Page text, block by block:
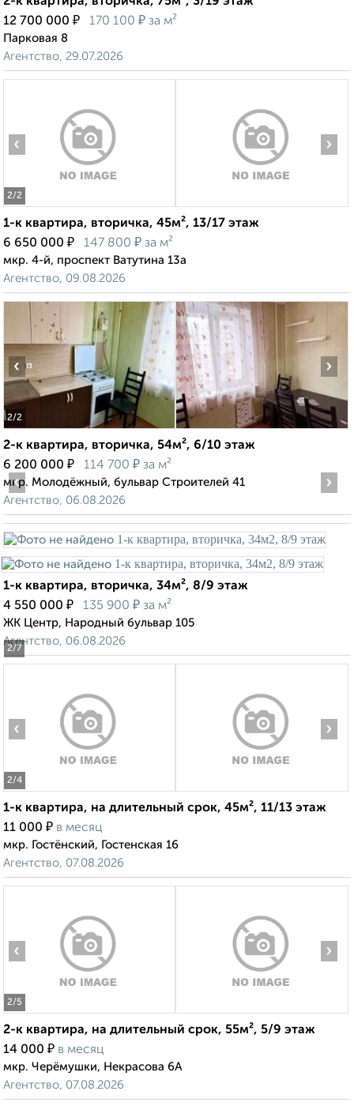
12 700 000 ₽ 170 100 ₽ за м²
Парковая 8
Агентство, 29.07.2026
2/2
‹ ›
1-к квартира, вторичка, 45м², 13/17 этаж
6 650 000 ₽ 147 800 ₽ за м²
мкр. 4-й, проспект Ватутина 13а
Агентство, 09.08.2026
2/2
‹ ›
2-к квартира, вторичка, 54м², 6/10 этаж
6 200 000 ₽ 114 700 ₽ за м²
мкр. Молодёжный, бульвар Строителей 41
Агентство, 06.08.2026
2/7
‹ ›
1-к квартира, вторичка, 34м², 8/9 этаж
4 550 000 ₽ 135 900 ₽ за м²
ЖК Центр, Народный бульвар 105
Агентство, 06.08.2026
2/4
‹ ›
1-к квартира, на длительный срок, 45м², 11/13 этаж
11 000 ₽ в месяц
мкр. Гостёнский, Гостенская 16
Агентство, 07.08.2026
2/5
‹ ›
2-к квартира, на длительный срок, 55м², 5/9 этаж
14 000 ₽ в месяц
мкр. Черёмушки, Некрасова 6А
Агентство, 07.08.2026